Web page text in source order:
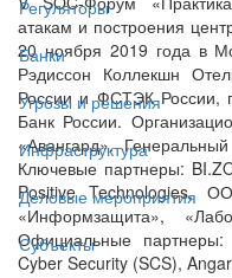
Регуляторы
Банки
Угрозы и решения
Инфраструктура
Деловые мероприятия
Субъекты
атакам и построения
20 ноября 2019 года в
Рэдиссон Коллекшн
России и ФСТЭК России,
Банк России.
«Авангард».
Ключевые партнеры:
Positive Technologies,
«Информзащита»,
Официальные
Cyber Security (SCS),